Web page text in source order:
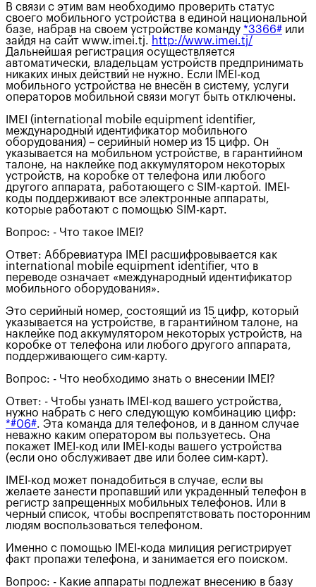
В связи с этим вам необходимо проверить статус
своего мобильного устройства в единой национальной
базе, набрав на своем устройстве команду *3366# или
зайдя на сайт www.imei.tj. http://www.imei.tj/
Дальнейшая регистрация осуществляется
автоматически, владельцам устройств предпринимать
никаких иных действий не нужно. Если IMEI-код
мобильного устройства не внесён в систему, услуги
операторов мобильной связи могут быть отключены.
IMEI (international mobile equipment identifier,
международный идентификатор мобильного
оборудования) – серийный номер из 15 цифр. Он
указывается на мобильном устройстве, в гарантийном
талоне, на наклейке под аккумулятором некоторых
устройств, на коробке от телефона или любого
другого аппарата, работающего с SIM-картой. IMEI-
коды поддерживают все электронные аппараты,
которые работают с помощью SIM-карт.
Вопрос: - Что такое IMEI?
Ответ: Аббревиатура IMEI расшифровывается как
international mobile equipment identifier, что в
переводе означает «международный идентификатор
мобильного оборудования».
Это серийный номер, состоящий из 15 цифр, который
указывается на устройстве, в гарантийном талоне, на
наклейке под аккумулятором некоторых устройств, на
коробке от телефона или любого другого аппарата,
поддерживающего сим-карту.
Вопрос: - Что необходимо знать о внесении IMEI?
Ответ: - Чтобы узнать IMEI-код вашего устройства,
нужно набрать с него следующую комбинацию цифр:
*#06#. Эта команда для телефонов, и в данном случае
неважно каким оператором вы пользуетесь. Она
покажет IMEI-код или IMEI-коды вашего устройства
(если оно обслуживает две или более сим-карт).
IMEI-код может понадобиться в случае, если вы
желаете занести пропавший или украденный телефон в
регистр запрещенных мобильных телефонов. Или в
черный список, чтобы воспрепятствовать посторонним
людям воспользоваться телефоном.
Именно с помощью IMEI-кода милиция регистрирует
факт пропажи телефона, и занимается его поиском.
Вопрос: - Какие аппараты подлежат внесению в базу